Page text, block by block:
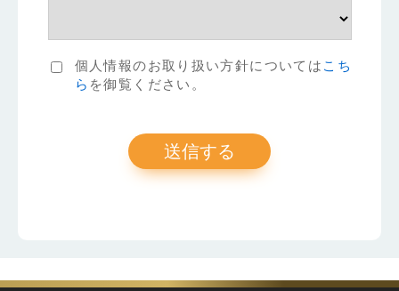
個人情報のお取り扱い方針については こち
ら を御覧ください。